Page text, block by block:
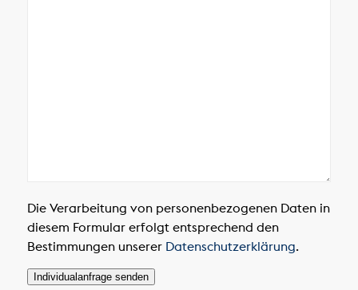
Die Verarbeitung von personenbezogenen Daten in
diesem Formular erfolgt entsprechend den
Bestimmungen unserer Datenschutzerklärung.
Individualanfrage senden